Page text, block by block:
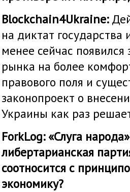
Blockchain4Ukraine:
на диктат
менее сейчас
рынка на более
правового поля и
законопроект о
Украины как раз
ForkLog: «Слуга
либертарианская
соотносится с
экономику?